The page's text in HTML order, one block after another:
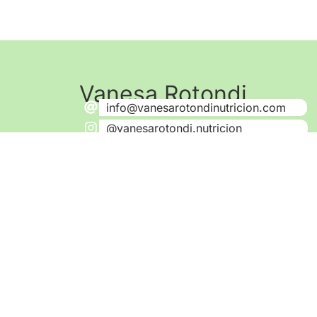
Vanesa Rotondi
info@vanesarotondinutricion.com
@vanesarotondi.nutricion